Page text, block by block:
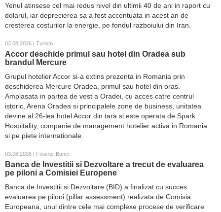
Yenul atinsese cel mai redus nivel din ultimii 40 de ani in raport cu
dolarul, iar deprecierea sa a fost accentuata in acest an de
cresterea costurilor la energie, pe fondul razboiului din Iran.
03.08.2026 | Turism
Accor deschide primul sau hotel din Oradea sub
brandul Mercure
Grupul hotelier Accor si-a extins prezenta in Romania prin
deschiderea Mercure Oradea, primul sau hotel din oras.
Amplasata in partea de vest a Oradei, cu acces catre centrul
istoric, Arena Oradea si principalele zone de business, unitatea
devine al 26-lea hotel Accor din tara si este operata de Spark
Hospitality, companie de management hotelier activa in Romania
si pe piete internationale.
03.08.2026 | Finante-Banci
Banca de Investitii si Dezvoltare a trecut de evaluarea
pe piloni a Comisiei Europene
Banca de Investitii si Dezvoltare (BID) a finalizat cu succes
evaluarea pe piloni (pillar assessment) realizata de Comisia
Europeana, unul dintre cele mai complexe procese de verificare